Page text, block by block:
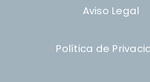
Aviso Legal
Política de